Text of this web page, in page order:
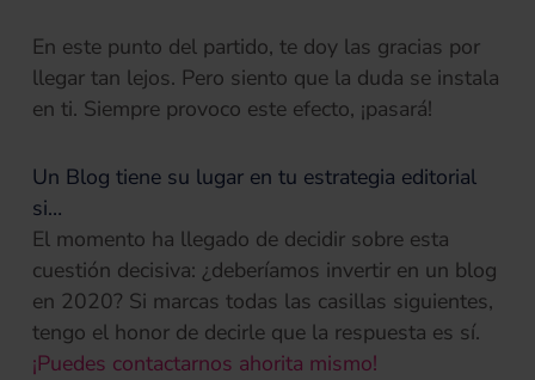
En este punto del partido, te doy las gracias por
llegar tan lejos. Pero siento que la duda se instala
en ti. Siempre provoco este efecto, ¡pasará!
Un Blog tiene su lugar en tu estrategia editorial
si…
El momento ha llegado de decidir sobre esta
cuestión decisiva: ¿deberíamos invertir en un blog
en 2020? Si marcas todas las casillas siguientes,
tengo el honor de decirle que la respuesta es sí.
¡Puedes contactarnos ahorita mismo!